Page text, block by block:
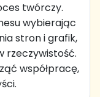
twórczy.
wybierając
stron i grafik,
rzeczywistość.
współpracę,